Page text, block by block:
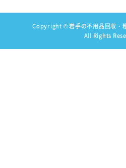
Copyright ©岩手の不用品回収・
All Rights